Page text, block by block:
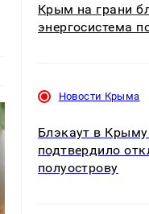
Крым на грани
энергосистема
Новости Крыма
Блэкаут в
подтвердило
полуострову